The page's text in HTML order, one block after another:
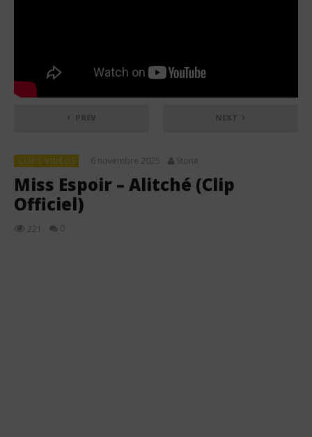
CLIPS VIDÉOS 6 novembre 2025 Stone
Miss Espoir – Alitché (Clip
Officiel)
221 0